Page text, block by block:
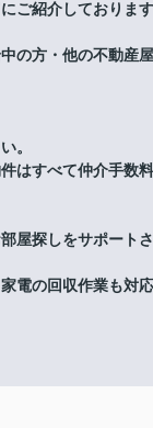
ご紹介しております
の方・他の不動産
。
はすべて仲介手数
屋探しをサポート
電の回収作業も対応